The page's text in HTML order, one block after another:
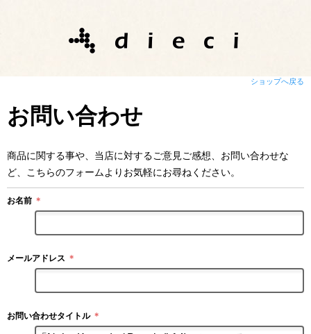
ショップへ戻る
お問い合わせ
商品に関する事や、当店に対するご意見ご感想、お問い合わせな
ど、こちらのフォームよりお気軽にお尋ねください。
お名前 ＊
メールアドレス ＊
お問い合わせタイトル ＊